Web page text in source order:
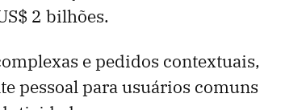
2 bilhões.
e pedidos contextuais,
pessoal para usuários comuns